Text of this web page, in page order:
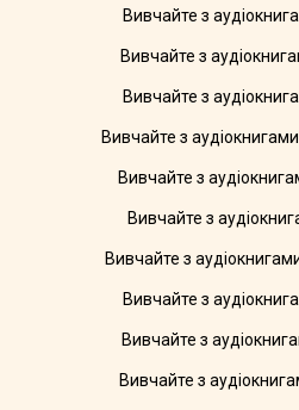
Вивчайте з
Вивчайте з
Вивчайте з
Вивчайте з
Вивчайте з
Вивчайте з
Вивчайте з
Вивчайте з
Вивчайте з
Вивчайте з